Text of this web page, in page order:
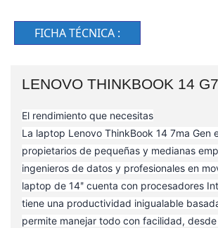
FICHA TÉCNICA :
LENOVO THINKBOOK 14
El rendimiento que necesitas
La laptop Lenovo ThinkBook 14 7ma Gen
propietarios de pequeñas y medianas
ingenieros de datos y profesionales en
laptop de 14ʺ cuenta con procesadores
tiene una productividad inigualable
permite manejar todo con facilidad,